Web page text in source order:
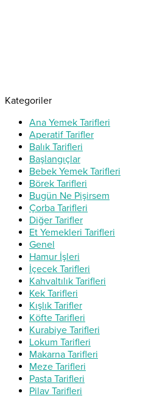
Kategoriler
Ana Yemek Tarifleri
Aperatif Tarifler
Balık Tarifleri
Başlangıçlar
Bebek Yemek Tarifleri
Börek Tarifleri
Bugün Ne Pişirsem
Çorba Tarifleri
Diğer Tarifler
Et Yemekleri Tarifleri
Genel
Hamur İşleri
İçecek Tarifleri
Kahvaltılık Tarifleri
Kek Tarifleri
Kışlık Tarifler
Köfte Tarifleri
Kurabiye Tarifleri
Lokum Tarifleri
Makarna Tarifleri
Meze Tarifleri
Pasta Tarifleri
Pilav Tarifleri